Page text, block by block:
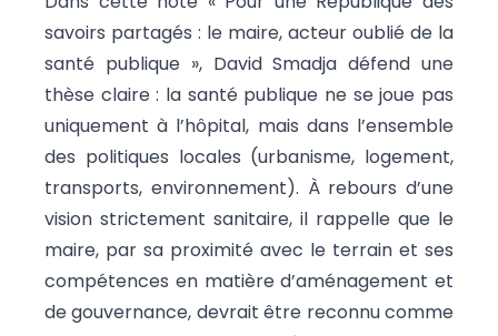
savoirs partagés : le maire, acteur oublié de la
santé publique », David Smadja défend une
thèse claire : la santé publique ne se joue pas
uniquement à l’hôpital, mais dans l’ensemble
des politiques locales (urbanisme, logement,
transports, environnement). À rebours d’une
vision strictement sanitaire, il rappelle que le
maire, par sa proximité avec le terrain et ses
compétences en matière d’aménagement et
de gouvernance, devrait être reconnu comme